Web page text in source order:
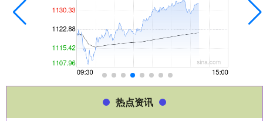
热点资讯